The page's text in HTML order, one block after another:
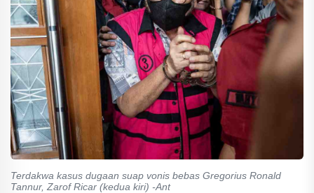
Terdakwa kasus dugaan suap vonis bebas Gregorius Ronald
Tannur, Zarof Ricar (kedua kiri) -Ant